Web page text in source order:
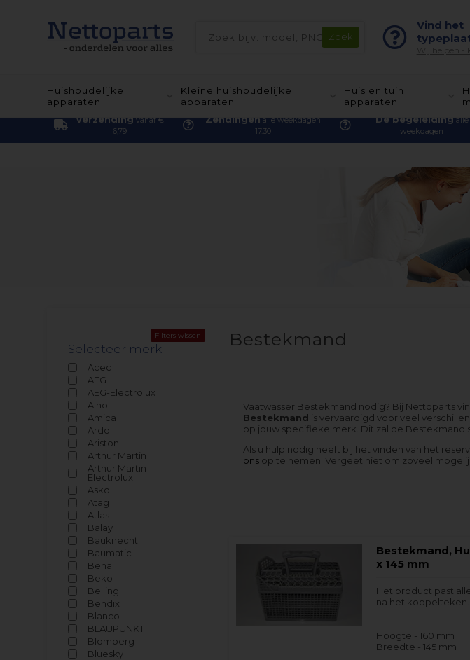
Vind het
Huishoudelijke
apparaten
Kleine huishoudelijke
apparaten
Huis en tuin
apparaten
Verzending vanaf €
6,79
Zendingen alle weekdagen
17.30
De begeleiding alle
weekdagen
Filters wissen
Selecteer merk
Acec
AEG
AEG-Electrolux
Alno
Amica
Ardo
Ariston
Arthur Martin
Arthur Martin-
Electrolux
Asko
Atag
Atlas
Balay
Bauknecht
Baumatic
Beha
Beko
Belling
Bendix
Blanco
BLAUPUNKT
Blomberg
Bluesky
Bestekmand
Vaatwasser Bestekmand nodig? Bij Nettoparts
Bestekmand is vervaardigd voor veel
op jouw specifieke merk. Dit zal de Bestekmand
Als u hulp nodig heeft bij het vinden van het
ons op te nemen. Vergeet niet om zoveel
Bestekmand,
x 145 mm
Het product past
na het koppelteken.
Hoogte - 160 mm
Breedte - 145 mm